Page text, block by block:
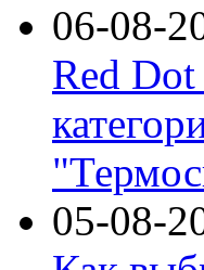
06-08-
Red
05-08-